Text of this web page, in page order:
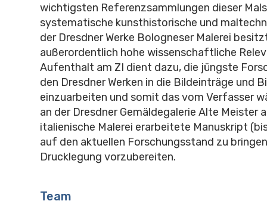
wichtigsten Referenzsammlungen dieser
systematische kunsthistorische und
der Dresdner Werke Bologneser Malerei
außerordentlich hohe wissenschaftliche
Aufenthalt am ZI dient dazu, die jüngste
den Dresdner Werken in die Bildeinträge und
einzuarbeiten und somit das vom Verfasser
an der Dresdner Gemäldegalerie Alte Meister
italienische Malerei erarbeitete Manuskript
auf den aktuellen Forschungsstand zu
Drucklegung vorzubereiten.
Team